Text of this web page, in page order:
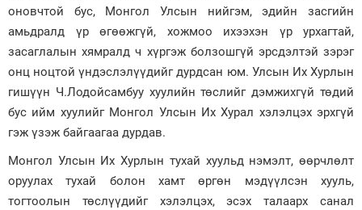
оновчтой бус, Монгол Улсын нийгэм, эдийн засгийн
амьдралд үр өгөөжгүй, хожмоо ихээхэн үр урхагтай,
засаглалын хямралд ч хүргэж болзошгүй эрсдэлтэй зэрэг
онц ноцтой үндэслэлүүдийг дурдсан юм. Улсын Их Хурлын
гишүүн Ч.Лодойсамбуу хуулийн төслийг дэмжихгүй төдий
бус ийм хуулийг Монгол Улсын Их Хурал хэлэлцэх эрхгүй
гэж үзэж байгаагаа дурдав.
Монгол Улсын Их Хурлын тухай хуульд нэмэлт, өөрчлөлт
оруулах тухай болон хамт өргөн мэдүүлсэн хууль,
тогтоолын төслүүдийг хэлэлцэх, эсэх талаарх санал